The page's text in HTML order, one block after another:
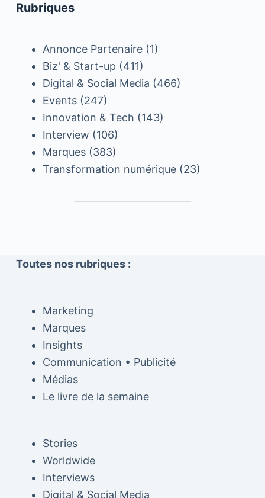
Rubriques
Annonce Partenaire(1)
Biz' & Start-up (411)
Digital & Social Media (466)
Events(247)
Innovation & Tech (143)
Interview (106)
Marques(383)
Transformation numérique(23)
Toutes nos rubriques :
Marketing
Marques
Insights
Communication • Publicité
Médias
Le livre de la semaine
Stories
Worldwide
Interviews
Digital & Social Media